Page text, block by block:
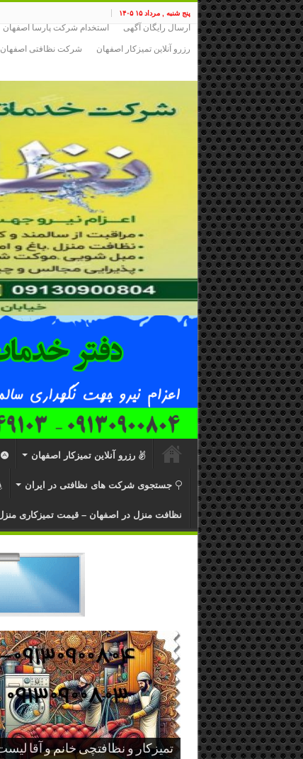
پنج شنبه , مرداد ۱۵ ۱۴۰۵
ارسال رایگان آگهی استخدام شرکت پارسا اصفهان
رزرو آنلاین تمیزکار اصفهان شرکت نظافتی اصفهان
رزرو آنلاین تمیزکار اصفهان
جستجوی شرکت های نظافتی در ایران
نظافت منزل در اصفهان – قیمت تمیزکاری
اهمیت نظافت و تمیزکاری منزل و
تمیزکار و نظافتچی خانم و آقا